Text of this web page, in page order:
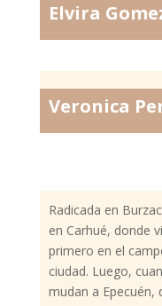
Elvira
Veronica
Radicada en
en Carhué, donde
primero en el
ciudad. Luego,
mudan a Epecuén,